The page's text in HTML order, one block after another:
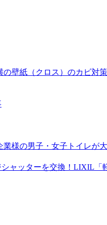
の壁紙（クロス）のカビ
業様の男子・女子トイレが
シャッターを交換！LIXIL